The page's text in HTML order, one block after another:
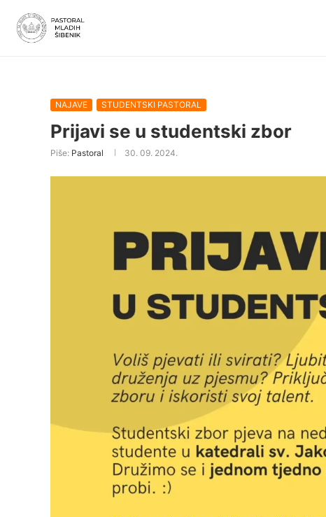
NAJAVE STUDENTSKI PASTORAL
Prijavi se u studentski zbor
Piše: Pastoral 30. 09. 2024.